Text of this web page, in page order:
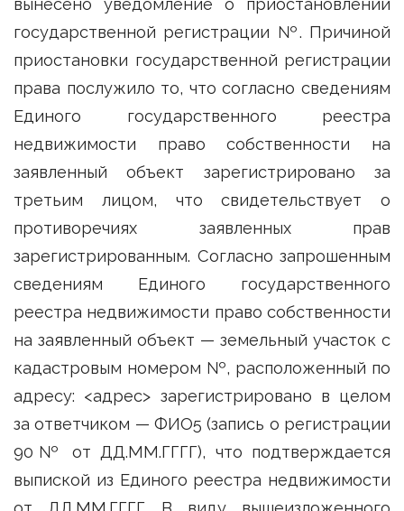
вынесено уведомление о приостановлении
государственной регистрации №. Причиной
приостановки государственной регистрации
права послужило то, что согласно сведениям
Единого государственного реестра
недвижимости право собственности на
заявленный объект зарегистрировано за
третьим лицом, что свидетельствует о
противоречиях заявленных прав
зарегистрированным. Согласно запрошенным
сведениям Единого государственного
реестра недвижимости право собственности
на заявленный объект — земельный участок с
кадастровым номером №, расположенный по
адресу: <адрес> зарегистрировано в целом
за ответчиком — ФИО5 (запись о регистрации
90№ от ДД.ММ.ГГГГ), что подтверждается
выпиской из Единого реестра недвижимости